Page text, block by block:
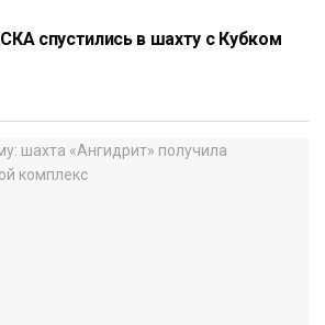
спустились в шахту с Кубком